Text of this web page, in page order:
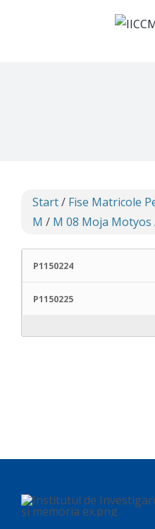
Start/ Fise Matricole
M / M 08 Moja Motyos
P1150224
P1150225